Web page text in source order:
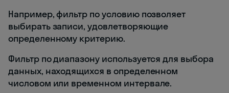
Например, фильтр по условию позволяет
выбирать записи, удовлетворяющие
определенному критерию.
Фильтр по диапазону используется для выбора
данных, находящихся в определенном
числовом или временном интервале.